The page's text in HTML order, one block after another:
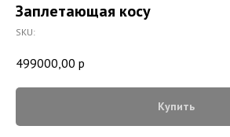
Заплетающая косу
SKU:
499000,00 р
Купить